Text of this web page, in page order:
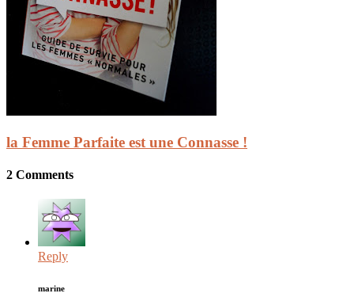
la Femme Parfaite est une Connasse !
2 Comments
Reply
marine